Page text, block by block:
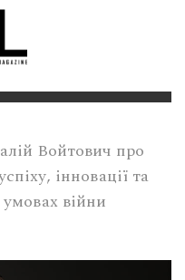
Войтович про
інновації та
умовах війни